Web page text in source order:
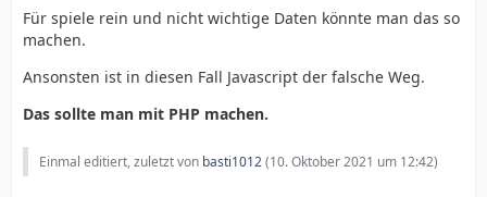
Für spiele rein und nicht wichtige Daten könnte man das so
machen.
Ansonsten ist in diesen Fall Javascript der falsche Weg.
Das sollte man mit PHP machen.
Einmal editiert, zuletzt von basti1012(10. Oktober 2021 um 12:42)